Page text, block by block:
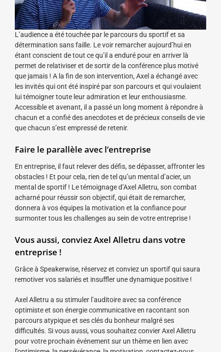
L’audience a été touchée par le parcours du sportif et sa
détermination sans faille. Le voir remarcher aujourd’hui en
étant conscient de tout ce qu’il a enduré pour en arriver là
permet de relativiser et de sortir de la conférence plus motivé
que jamais ! A la fin de son intervention, Axel a échangé avec
les invités qui ont été inspiré par son parcours et qui voulaient
lui témoigner toute leur admiration et leur enthousiasme.
Accessible et avenant, il a passé un long moment à répondre à
chacun et a confié des anecdotes et de précieux conseils de vie
que chacun s’est empressé de retenir.
Faire le parallèle avec l’entreprise
En entreprise, il faut relever des défis, se dépasser, affronter les
obstacles ! Et pour cela, rien de tel qu’un mental d’acier, un
mental de sportif ! Le témoignage d’Axel Alletru, son combat
acharné pour réussir son objectif, qui était de remarcher,
donnera à vos équipes la motivation et la confiance pour
surmonter tous les challenges au sein de votre entreprise !
Vous aussi, conviez Axel Alletru dans votre
entreprise !
Grâce à Speakerwise, réservez et conviez un sportif qui saura
remotiver vos salariés et insuffler une dynamique positive !
Axel Alletru a su stimuler l’auditoire avec sa conférence
optimiste et son énergie communicative en racontant son
parcours atypique et ses clés du bonheur malgré ses
difficultés. Si vous aussi, vous souhaitez convier Axel Alletru
pour votre prochain événement sur un thème en lien avec